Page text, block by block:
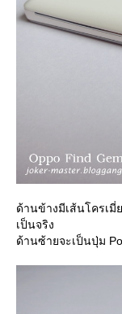
ด้านข้างมีเส้นโครเมี่
เป็นจริง
ด้านซ้ายจะเป็นปุ่ม